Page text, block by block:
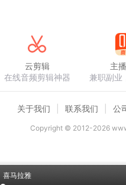
喜马拉雅
云剪辑
在线音频剪辑神器
主
兼职副业
关于我们 联系我们 公
Copyright © 2012-2026